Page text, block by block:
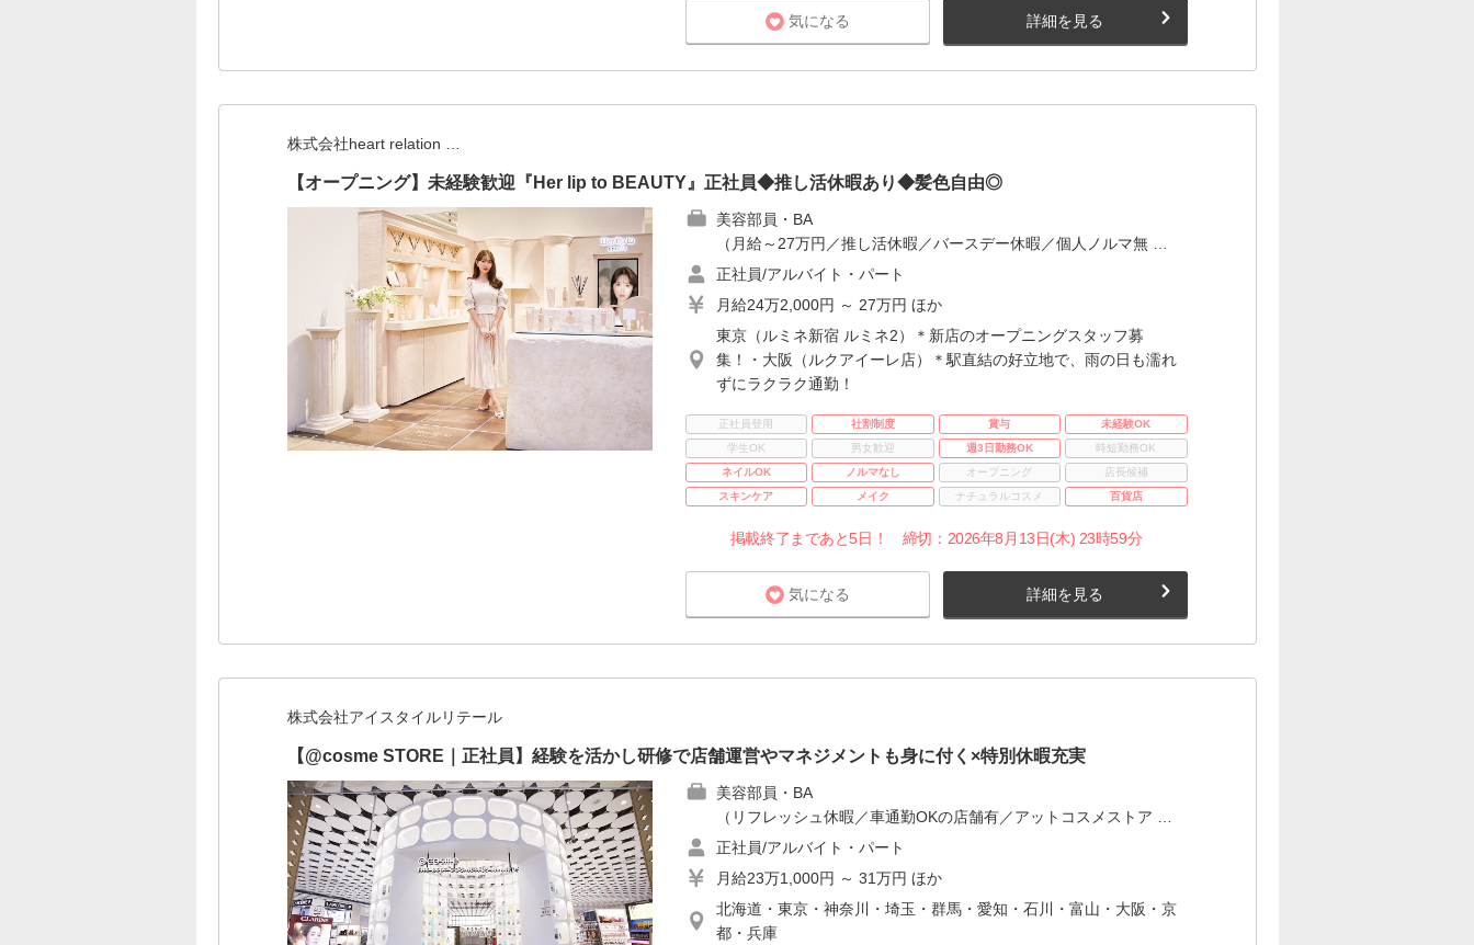
気になる 詳細を見る
株式会社heart relation …
【オープニング】未経験歓迎『Her lip to BEAUTY』正社員◆推し活休暇あり◆髪色自由◎
美容部員・BA
（月給～27万円／推し活休暇／バースデー休暇／個人ノルマ無 …
正社員/アルバイト・パート
月給24万2,000円 ～ 27万円 ほか
東京（ルミネ新宿 ルミネ2）＊新店のオープニングスタッフ募
集！・大阪（ルクアイーレ店）＊駅直結の好立地で、雨の日も濡れ
ずにラクラク通勤！
正社員登用 社割制度 賞与
未経験OK
学生OK
男女歓迎 週3日勤務OK
時短勤務OK
ネイルOK
ノルマなし オープニング
店長候補
スキンケア
メイク ナチュラルコスメ 百貨店
掲載終了まであと5日！ 締切：2026年8月13日(木) 23時59分
気になる 詳細を見る
株式会社アイスタイルリテール
【@cosme STORE｜正社員】経験を活かし研修で店舗運営やマネジメントも身に付く×特別休暇充実
美容部員・BA
（リフレッシュ休暇／車通勤OKの店舗有／アットコスメストア …
正社員/アルバイト・パート
月給23万1,000円 ～ 31万円 ほか
北海道・東京・神奈川・埼玉・群馬・愛知・石川・富山・大阪・京
都・兵庫